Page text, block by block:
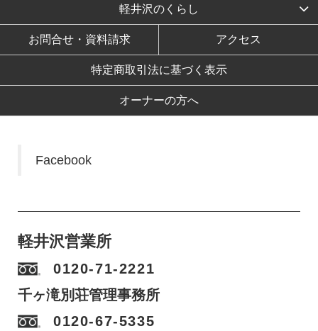
軽井沢のくらし
お問合せ・資料請求 アクセス
特定商取引法に基づく表示
オーナーの方へ
Facebook
軽井沢営業所
0120-71-2221
千ヶ滝別荘管理事務所
0120-67-5335